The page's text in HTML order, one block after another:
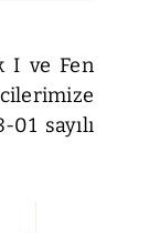
I ve Fen
sayılı